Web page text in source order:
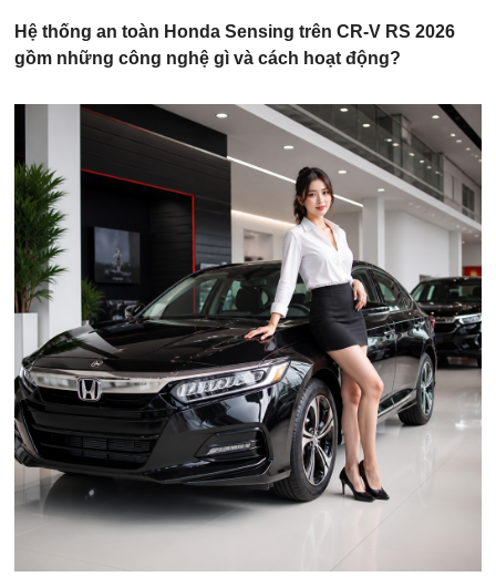
Hệ thống an toàn Honda Sensing trên CR-V RS 2026
gồm những công nghệ gì và cách hoạt động?